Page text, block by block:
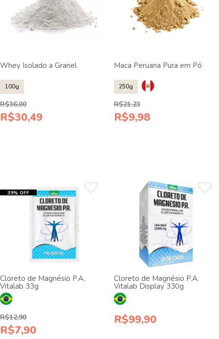
Whey Isolado a Granel
100g
R$36,00
R$30,49
Maca Peruana Pura em Pó
250g
R$21,23
R$9,98
39% OFF
Cloreto de Magnésio P.A.
Vitalab 33g
R$12,90
R$7,90
Cloreto de Magnésio P.A.
Vitalab Display 330g
R$99,90